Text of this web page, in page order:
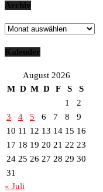
Archiv
Archiv
Kalender
August 2026
M D M D F S
S
1
2
3
4 5 6 7 8
9
10 11 12 13 14 15 16
17 18 19 20 21 22 23
24 25 26 27 28 29 30
31
« Juli